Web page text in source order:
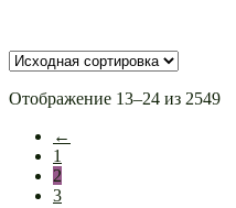
Отображение 13–24 из 2549
←
1
2
3